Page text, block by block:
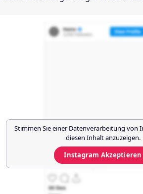
Stimmen Sie einer Datenverarbeitung von
diesen Inhalt anzuzeigen.
Instagram Akzeptieren